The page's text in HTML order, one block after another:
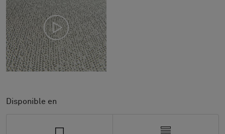
Disponible en